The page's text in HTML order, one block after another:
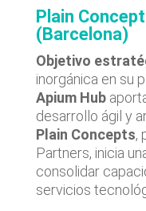
Plain
(Barcelona)
Objetivo
inorgánica en su
Apium Hub
desarrollo ágil y
Plain Concepts,
Partners, inicia
consolidar
servicios